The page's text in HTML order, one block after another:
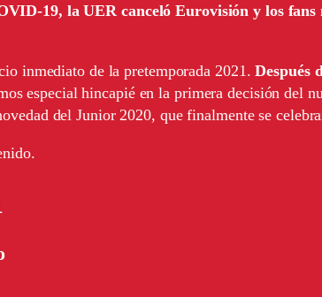
19, la UER canceló Eurovisión y los
inmediato de la pretemporada 2021.Después
especial hincapié en la primera decisión del
del Junior 2020, que finalmente se